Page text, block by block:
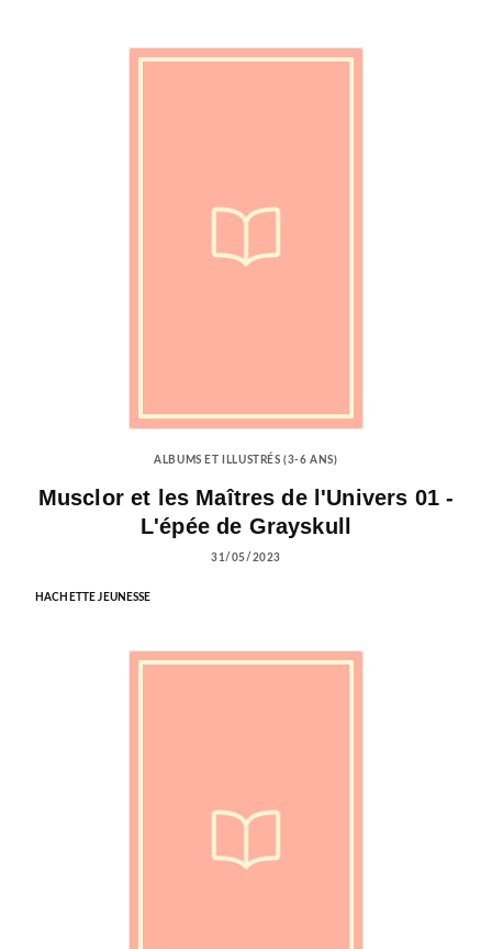
ALBUMS ET ILLUSTRÉS (3-6 ANS)
Musclor et les Maîtres de l'Univers 01 -
L'épée de Grayskull
31/05/2023
HACHETTE JEUNESSE